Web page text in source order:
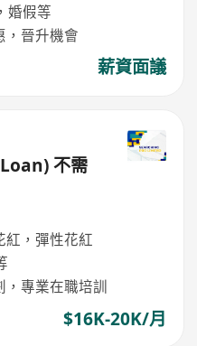
婚假等
，晉升機會
薪資面議
紅，彈性花紅
，專業在職培訓
$16K-20K/月